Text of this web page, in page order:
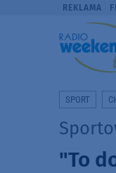
REKLAMA
SPORT
"To